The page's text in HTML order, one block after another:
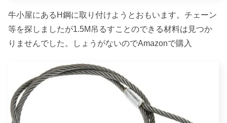
牛小屋にあるH鋼に取り付けようとおもいます。チェーン
等を探しましたが1.5M吊るすことのできる材料は見つか
りませんでした。しょうがないのでAmazonで購入